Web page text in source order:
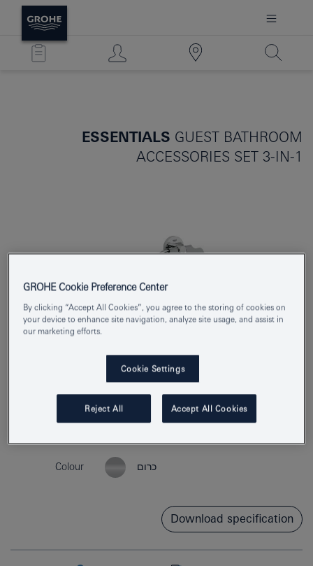
ESSENTIALS GUEST BATHROOM
ACCESSORIES SET 3-IN-1
40775001
Colour כרום
Download specification
GROHE Cookie Preference Center
By clicking “Accept All Cookies”, you agree to the storing of cookies on
your device to enhance site navigation, analyze site usage, and assist in
our marketing efforts.
Cookie Settings
Reject All Accept All Cookies